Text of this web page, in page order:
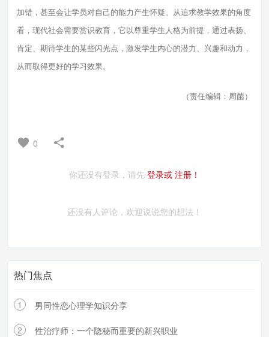
加错，甚至会让学员对自己的能力产生怀疑。从追求教学效果的角度
看，现代社会需要赏识教育，它以尊重学生人格为前提，通过表扬、
肯定、期待学生的某些闪光点，激发学生内心的潜力、兴趣和动力，
从而取得更好的学习效果。
（责任编辑：周菌）
0
你还没有登录，请先 登录或 注册！
还没有人评论，欢迎说说您的想法！
热门焦点
1 男同性恋心理学知识分享
2 性治疗师：一个隐秘而重要的新兴职业